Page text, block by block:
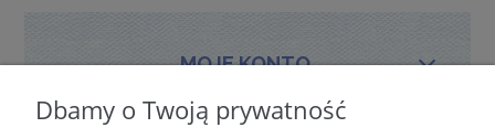
MOJE KONTO
Dbamy o Twoją prywatność